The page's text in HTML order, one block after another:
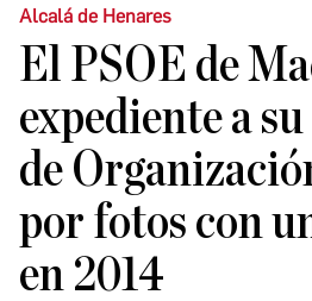
Alcalá de Henares
El PSOE de
expediente a
de
por fotos con
en 2014